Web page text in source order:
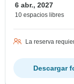
6 abr., 2027
10 espacios libres
La reserva
Descargar